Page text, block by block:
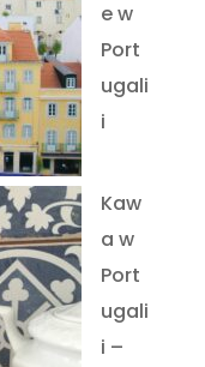
e w
Port
ugali
i
Kaw
a w
Port
ugali
i –